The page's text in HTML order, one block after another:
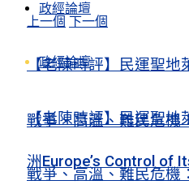
政經論壇
【老陳時評】民運聖地
戰爭、高溫、難民危機
洲Europe’s Control of
上一個 下一個
政經論壇
【老陳時評】民運聖地
戰爭、高溫、難民危機